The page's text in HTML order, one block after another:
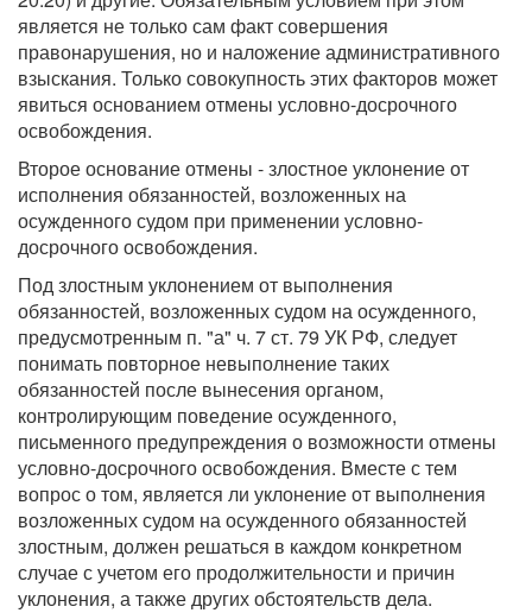
является не только сам факт совершения
правонарушения, но и наложение административного
взыскания. Только совокупность этих факторов может
явиться основанием отмены условно-досрочного
освобождения.
Второе основание отмены - злостное уклонение от
исполнения обязанностей, возложенных на
осужденного судом при применении условно-
досрочного освобождения.
Под злостным уклонением от выполнения
обязанностей, возложенных судом на осужденного,
предусмотренным п. "а" ч. 7 ст. 79 УК РФ, следует
понимать повторное невыполнение таких
обязанностей после вынесения органом,
контролирующим поведение осужденного,
письменного предупреждения о возможности отмены
условно-досрочного освобождения. Вместе с тем
вопрос о том, является ли уклонение от выполнения
возложенных судом на осужденного обязанностей
злостным, должен решаться в каждом конкретном
случае с учетом его продолжительности и причин
уклонения, а также других обстоятельств дела.